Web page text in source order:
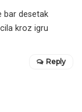
bar desetak
kroz igru
Reply